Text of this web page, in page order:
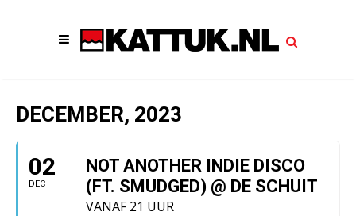
DECEMBER, 2023
02
DEC
NOT ANOTHER INDIE DISCO
(FT. SMUDGED) @ DE SCHUIT
VANAF 21 UUR